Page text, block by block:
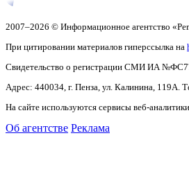
2007–2026 © Информационное агентство
При цитировании материалов гиперссылка на
Свидетельство о регистрации СМИ ИА
Адрес: 440034, г. Пенза, ул. Калинина, 119А.
На сайте используются сервисы веб-
Об агентстве Реклама